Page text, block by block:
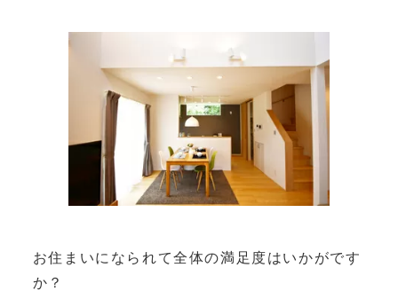
お住まいになられて全体の満足度はいかがです
か？